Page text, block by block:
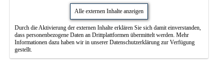
Alle externen Inhalte anzeigen
Durch die Aktivierung der externen Inhalte erklären Sie sich damit einverstanden,
dass personenbezogene Daten an Drittplattformen übermittelt werden. Mehr
Informationen dazu haben wir in unserer Datenschutzerklärung zur Verfügung
gestellt.